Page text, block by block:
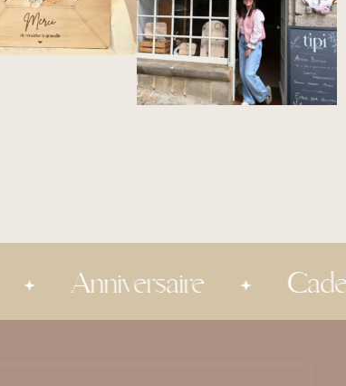
Anniversaire Cadeau